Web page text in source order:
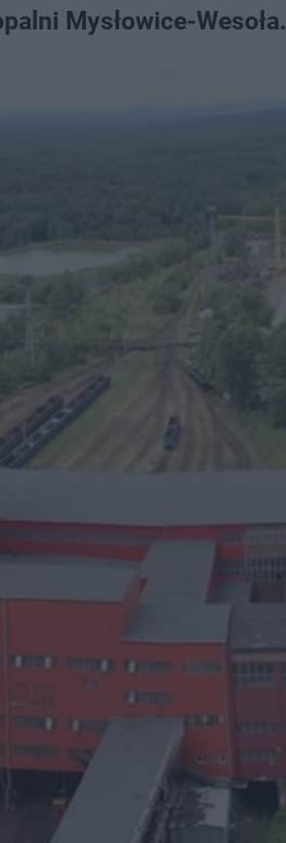
Mysłowice-Wesoła.